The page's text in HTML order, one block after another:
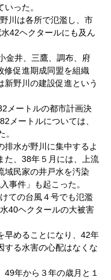
った。
川は各所で氾濫し、市
42ヘクタールにも及ん
金井、三鷹、調布、府
修促進期成同盟を組織
新野川の建設促進という
メートルの都市計画決
メートルについては、
水が野川に集中するよ
た、38年５月には、上流
域民家の井戸水を汚染
事件」も起こった。
ての台風４号でも氾濫
40ヘクタールの大被害
めることになり、42年
する水害の心配はなくな
年から３年の歳月と１